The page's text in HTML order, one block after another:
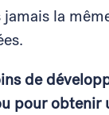
la
de
pour obtenir